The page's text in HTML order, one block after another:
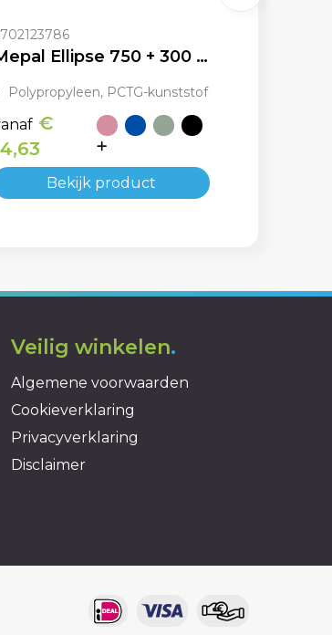
Mepal Ellipse 750 + 300 ml lunchpot
Polypropyleen, PCTG-kunststof
€
Bekijk product
Veilig winkelen.
Algemene voorwaarden
Cookieverklaring
Privacyverklaring
Disclaimer